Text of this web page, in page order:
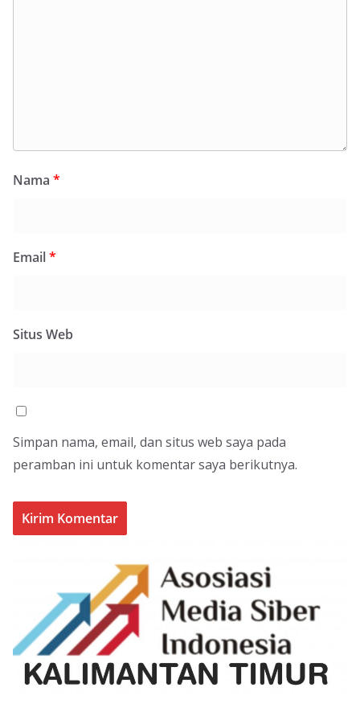
Nama *
Email*
Situs Web
Simpan nama, email, dan situs web saya pada
peramban ini untuk komentar saya berikutnya.